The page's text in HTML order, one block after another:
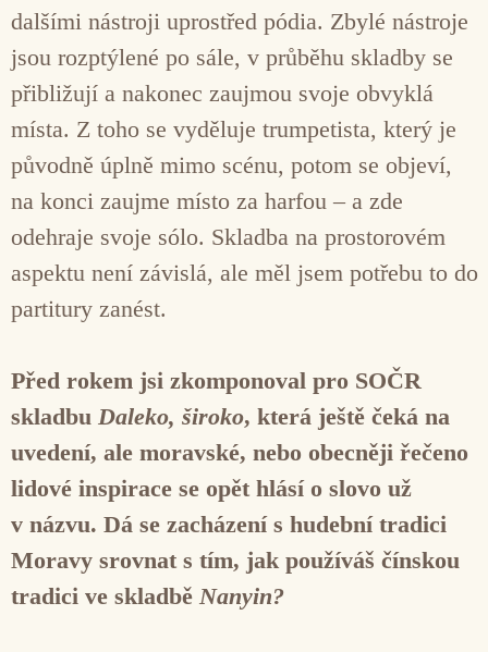
dalšími nástroji uprostřed pódia. Zbylé nástroje
jsou rozptýlené po sále, v průběhu skladby se
přibližují a nakonec zaujmou svoje obvyklá
místa. Z toho se vyděluje trumpetista, který je
původně úplně mimo scénu, potom se objeví,
na konci zaujme místo za harfou – a zde
odehraje svoje sólo. Skladba na prostorovém
aspektu není závislá, ale měl jsem potřebu to do
partitury zanést.
Před rokem jsi zkomponoval pro SOČR
skladbu Daleko, široko, která ještě čeká na
uvedení, ale moravské, nebo obecněji řečeno
lidové inspirace se opět hlásí o slovo už
v názvu. Dá se zacházení s hudební tradici
Moravy srovnat s tím, jak používáš čínskou
tradici ve skladbě Nanyin?